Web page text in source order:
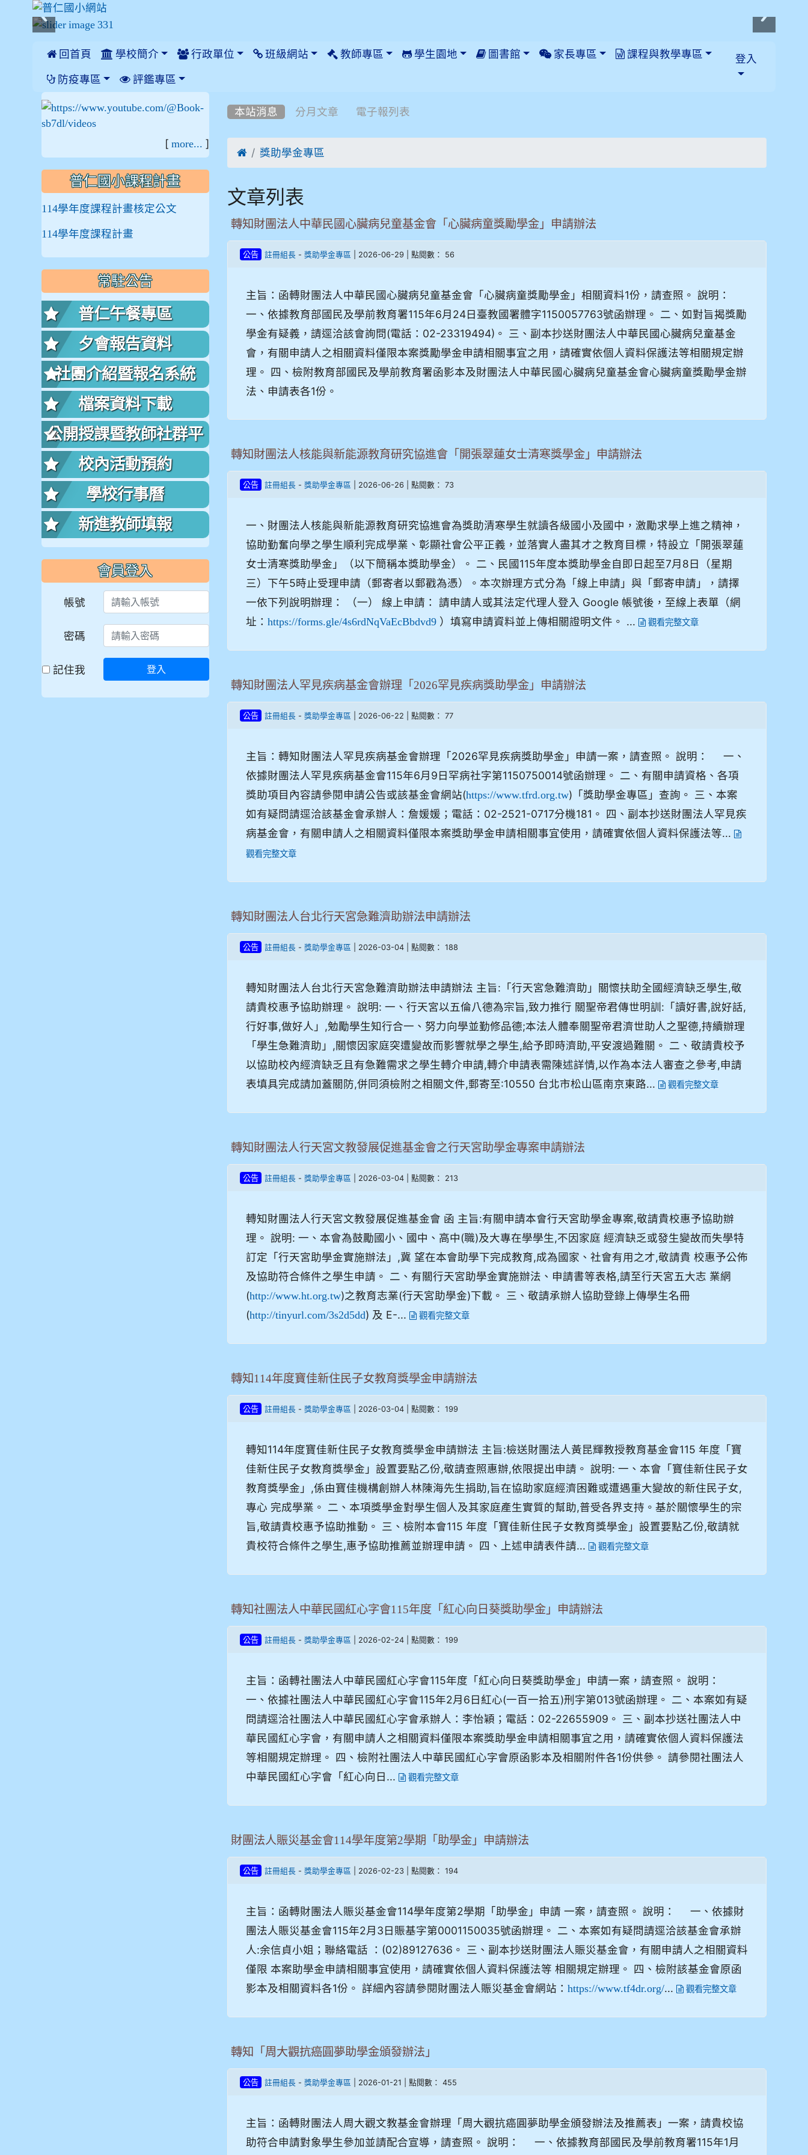
 回首頁 學校簡介 行政單位 班級網站 教師專區 學生園地 圖書館 家長專區 課程與教學專區
防疫專區 評鑑專區
登入
本站消息 分月文章 電子報列表
 獎助學金專區
文章列表
轉知財團法人中華民國心臟病兒童基金會「心臟病童獎勵學金」申請辦法
公告 註冊組長 -獎助學金專區 | 2026-06-29 | 點閱數： 56
主旨：函轉財團法人中華民國心臟病兒童基金會「心臟病童獎勵學金」相關資料1份，請查照。 說明：
一、依據教育部國民及學前教育署115年6月24日臺教國署體字1150057763號函辦理。 二、如對旨揭獎勵
學金有疑義，請逕洽該會詢問(電話：02-23319494)。 三、副本抄送財團法人中華民國心臟病兒童基金
會，有關申請人之相關資料僅限本案獎勵學金申請相關事宜之用，請確實依個人資料保護法等相關規定辦
理。 四、檢附教育部國民及學前教育署函影本及財團法人中華民國心臟病兒童基金會心臟病童獎勵學金辦
法、申請表各1份。
轉知財團法人核能與新能源教育研究協進會「開張翠蓮女士清寒獎學金」申請辦法
公告 註冊組長 -獎助學金專區 | 2026-06-26 | 點閱數： 73
一、財團法人核能與新能源教育研究協進會為獎助清寒學生就讀各級國小及國中，激勵求學上進之精神，
協助勤奮向學之學生順利完成學業、彰顯社會公平正義，並落實人盡其才之教育目標，特設立「開張翠蓮
女士清寒獎助學金」（以下簡稱本獎助學金）。 二、民國115年度本獎助學金自即日起至7月8日（星期
三）下午5時止受理申請（郵寄者以郵戳為憑）。本次辦理方式分為「線上申請」與「郵寄申請」，請擇
一依下列說明辦理： （一） 線上申請： 請申請人或其法定代理人登入 Google 帳號後，至線上表單（網
址： https://forms.gle/4s6rdNqVaEcBbdvd9）填寫申請資料並上傳相關證明文件。 ... 觀看完整文章
轉知財團法人罕見疾病基金會辦理「2026罕見疾病獎助學金」申請辦法
公告 註冊組長 -獎助學金專區 | 2026-06-22 | 點閱數： 77
主旨：轉知財團法人罕見疾病基金會辦理「2026罕見疾病獎助學金」申請一案，請查照。 說明： 一、
依據財團法人罕見疾病基金會115年6月9日罕病社字第1150750014號函辦理。 二、有關申請資格、各項
獎助項目內容請參閱申請公告或該基金會網站(https://www.tfrd.org.tw)「獎助學金專區」查詢。 三、本案
如有疑問請逕洽該基金會承辦人：詹媛媛；電話：02-2521-0717分機181。 四、副本抄送財團法人罕見疾
病基金會，有關申請人之相關資料僅限本案獎助學金申請相關事宜使用，請確實依個人資料保護法等...
觀看完整文章
轉知財團法人台北行天宮急難濟助辦法申請辦法
公告 註冊組長 -獎助學金專區 | 2026-03-04 | 點閱數： 188
轉知財團法人台北行天宮急難濟助辦法申請辦法 主旨:「行天宮急難濟助」關懷扶助全國經濟缺乏學生,敬
請貴校惠予協助辦理。 說明: 一、行天宮以五倫八德為宗旨,致力推行 關聖帝君傳世明訓:「讀好書,說好話,
行好事,做好人」,勉勵學生知行合一、努力向學並勤修品德;本法人體奉關聖帝君濟世助人之聖德,持續辦理
「學生急難濟助」,關懷因家庭突遭變故而影響就學之學生,給予即時濟助,平安渡過難關。 二、敬請貴校予
以協助校內經濟缺乏且有急難需求之學生轉介申請,轉介申請表需陳述詳情,以作為本法人審查之參考,申請
表填具完成請加蓋關防,併同須檢附之相關文件,郵寄至:10550 台北市松山區南京東路...
觀看完整文章
轉知財團法人行天宮文教發展促進基金會之行天宮助學金專案申請辦法
公告 註冊組長 -獎助學金專區 | 2026-03-04 | 點閱數： 213
轉知財團法人行天宮文教發展促進基金會 函 主旨:有關申請本會行天宮助學金專案,敬請貴校惠予協助辦
理。 說明: 一、本會為鼓勵國小、國中、高中(職)及大專在學學生,不因家庭 經濟缺乏或發生變故而失學特
訂定「行天宮助學金實施辦法」,冀 望在本會助學下完成教育,成為國家、社會有用之才,敬請貴 校惠予公佈
及協助符合條件之學生申請。 二、有關行天宮助學金實施辦法、申請書等表格,請至行天宮五大志 業網
(http://www.ht.org.tw)之教育志業(行天宮助學金)下載。 三、敬請承辦人協助登錄上傳學生名冊
(http://tinyurl.com/3s2d5dd) 及 E-... 觀看完整文章
轉知114年度寶佳新住民子女教育獎學金申請辦法
公告 註冊組長 -獎助學金專區 | 2026-03-04 | 點閱數： 199
轉知114年度寶佳新住民子女教育獎學金申請辦法 主旨:檢送財團法人黃昆輝教授教育基金會115 年度「寶
佳新住民子女教育獎學金」設置要點乙份,敬請查照惠辦,依限提出申請。 說明: 一、本會「寶佳新住民子女
教育獎學金」,係由寶佳機構創辦人林陳海先生捐助,旨在協助家庭經濟困難或遭遇重大變故的新住民子女,
專心 完成學業。 二、本項獎學金對學生個人及其家庭產生實質的幫助,普受各界支持。基於關懷學生的宗
旨,敬請貴校惠予協助推動。 三、檢附本會115 年度「寶佳新住民子女教育獎學金」設置要點乙份,敬請就
貴校符合條件之學生,惠予協助推薦並辦理申請。 四、上述申請表件請...
觀看完整文章
轉知社團法人中華民國紅心字會115年度「紅心向日葵獎助學金」申請辦法
公告 註冊組長 -獎助學金專區 | 2026-02-24 | 點閱數： 199
主旨：函轉社團法人中華民國紅心字會115年度「紅心向日葵獎助學金」申請一案，請查照。 說明：
一、依據社團法人中華民國紅心字會115年2月6日紅心(一百一拾五)刑字第013號函辦理。 二、本案如有疑
問請逕洽社團法人中華民國紅心字會承辦人：李怡穎；電話：02-22655909。 三、副本抄送社團法人中
華民國紅心字會，有關申請人之相關資料僅限本案獎助學金申請相關事宜之用，請確實依個人資料保護法
等相關規定辦理。 四、檢附社團法人中華民國紅心字會原函影本及相關附件各1份供參。 請參閱社團法人
中華民國紅心字會「紅心向日...
觀看完整文章
財團法人賑災基金會114學年度第2學期「助學金」申請辦法
公告 註冊組長 -獎助學金專區 | 2026-02-23 | 點閱數： 194
主旨：函轉財團法人賑災基金會114學年度第2學期「助學金」申請 一案，請查照。 說明： 一、依據財
團法人賑災基金會115年2月3日賑基字第0001150035號函辦理。 二、本案如有疑問請逕洽該基金會承辦
人:余信貞小姐；聯絡電話 ：(02)89127636。 三、副本抄送財團法人賑災基金會，有關申請人之相關資料
僅限 本案助學金申請相關事宜使用，請確實依個人資料保護法等 相關規定辦理。 四、檢附該基金會原函
影本及相關資料各1份。 詳細內容請參閱財團法人賑災基金會網站： https://www.tf4dr.org/... 觀看完整文章
轉知「周大觀抗癌圓夢助學金頒發辦法」
公告 註冊組長 -獎助學金專區 | 2026-01-21 | 點閱數： 455
主旨：函轉財團法人周大觀文教基金會辦理「周大觀抗癌圓夢助學金頒發辦法及推薦表」一案，請貴校協
助符合申請對象學生參加並請配合宣導，請查照。 說明： 一、依據教育部國民及學前教育署115年1月
[ more... ]
普仁國小課程計畫
114學年度課程計畫核定公文
114學年度課程計畫
常駐公告
普仁午餐專區
夕會報告資料
社團介紹暨報名系統
檔案資料下載
公開授課暨教師社群平
台
校內活動預約
學校行事曆
新進教師填報
會員登入
帳號
密碼
記住我 登入